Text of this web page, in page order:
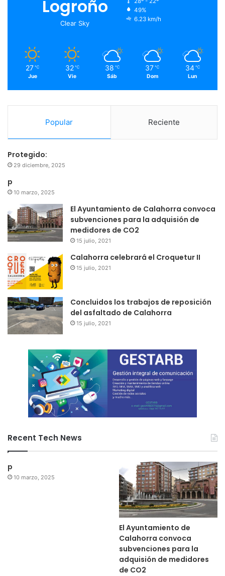
o
e
r
m
Logroño
Clear Sky
49%
6.23 km/h
27 ℃
Jue
32 ℃
Vie
38 ℃
Sáb
37 ℃
Dom
34 ℃
Lun
Popular Reciente
Protegido:
29 diciembre, 2025
p
10 marzo, 2025
El Ayuntamiento de Calahorra convoca
subvenciones para la adquisión de
medidores de CO2
15 julio, 2021
Calahorra celebrará el Croquetur II
15 julio, 2021
Concluidos los trabajos de reposición
del asfaltado de Calahorra
15 julio, 2021
Recent Tech News
p
10 marzo, 2025
El Ayuntamiento de
Calahorra convoca
subvenciones para la
adquisión de medidores
de CO2